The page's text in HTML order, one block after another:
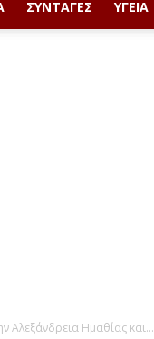
ΣΥΝΤΑΓΈΣ ΥΓΕΊΑ
Ημαθίας και...